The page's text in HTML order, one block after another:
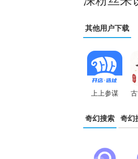
其他用户下载
上上参谋
app
奇幻搜索 奇幻